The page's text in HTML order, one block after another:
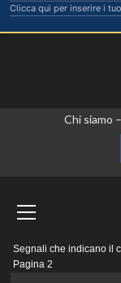
Chi siamo
principale
Segnali che indicano il
Pagina 2
Clicca qui per inserire i